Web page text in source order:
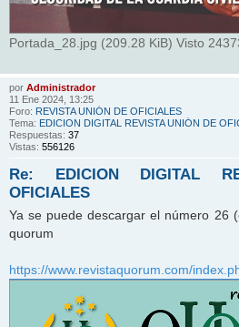
Portada_28.jpg (209.28 KiB) Visto
por Administrador
11 Ene 2024, 13:25
Foro: REVISTA UNIÓN DE OFICIALES
Tema: EDICION DIGITAL REVISTA UNIÓN DE
Respuestas: 37
Vistas: 556126
Re: EDICION DIGITAL
OFICIALES
Ya se puede descargar el número 26
quorum
https://www.revistaquorum.com/